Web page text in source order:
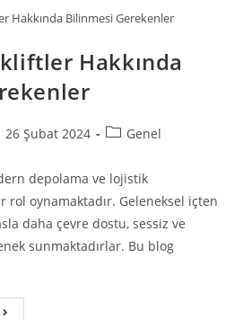
Hakkında Bilinmesi Gerekenler
Hakkında
26 Şubat 2024 Genel
depolama ve lojistik
oynamaktadır. Geleneksel içten
daha çevre dostu, sessiz ve
sunmaktadırlar. Bu blog